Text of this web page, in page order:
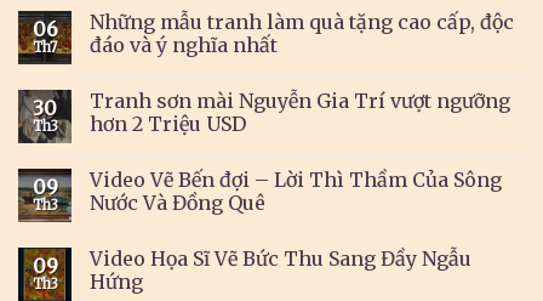
06
Th7
Những mẫu tranh làm quà tặng cao cấp, độc
đáo và ý nghĩa nhất
30
Th3
Tranh sơn mài Nguyễn Gia Trí vượt ngưỡng
hơn 2 Triệu USD
09
Th3
Video Vẽ Bến đợi – Lời Thì Thầm Của Sông
Nước Và Đồng Quê
09
Th3
Video Họa Sĩ Vẽ Bức Thu Sang Đầy Ngẫu
Hứng